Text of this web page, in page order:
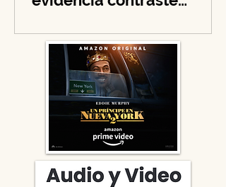
Over), She No More
navideño y llama a la
solidaridad en tiempos de
guerra